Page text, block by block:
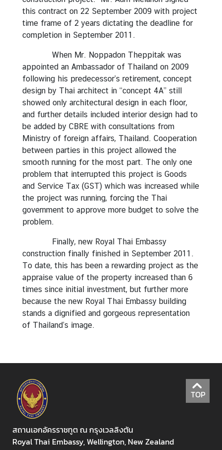
this contract on 22 September 2009 with project
time frame of 2 years dictating the deadline for
completion in September 2011.
When Mr. Noppadon Theppitak was
appointed an Ambassador of Thailand on 2009
following his predecessor’s retirement, concept
design by Thai architect in “concept 4A” still
showed only architectural design in each floor,
and further details included interior design had to
be added by CBRE with consultations from
Ministry of foreign affairs, Thailand. Cooperation
between parties in this project allowed the
smooth running for the most part. The only one
problem that interrupted this project is Goods
and Service Tax (GST) which was increased while
the project was running, forcing the Thai
government to approve more budget to solve the
problem.
Finally, new Royal Thai Embassy
construction finally finished in September 2011.
To date, this has been a rewarding project as the
appraise value of the property increased than 6
times since initial investment, but further more
because the new Royal Thai Embassy building
stands a dignified and gorgeous representation
of Thailand’s image.
TOP
สถานเอกอัครราชทูต ณ กรุงเวลลิงตัน
Royal Thai Embassy, Wellington, New Zealand